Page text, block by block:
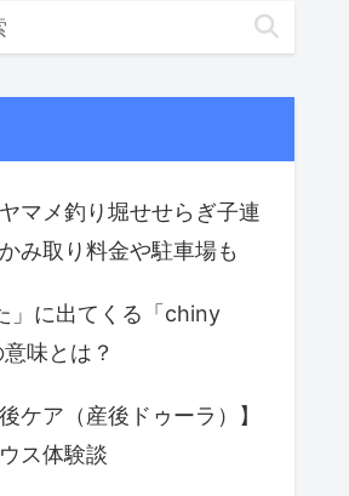
マメ釣り堀せせらぎ子連
み取り料金や駐車場も
」に出てくる「chiny
味とは？
ケア（産後ドゥーラ）】
ス体験談